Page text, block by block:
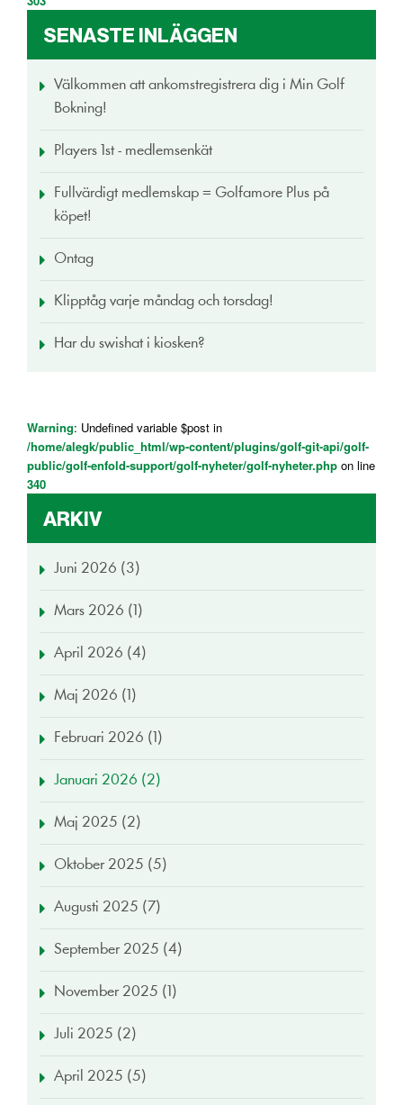
SENASTE INLÄGGEN
Välkommen att ankomstregistrera dig i Min Golf
Bokning!
Players 1st - medlemsenkät
Fullvärdigt medlemskap = Golfamore Plus på
köpet!
Ontag
Klipptåg varje måndag och torsdag!
Har du swishat i kiosken?
Warning: Undefined variable $post in
/home/alegk/public_html/wp-content/plugins/golf-git-api/golf-
public/golf-enfold-support/golf-nyheter/golf-nyheter.php on line
340
ARKIV
Juni 2026 (3)
Mars 2026 (1)
April 2026 (4)
Maj 2026 (1)
Februari 2026 (1)
Januari 2026 (2)
Maj 2025 (2)
Oktober 2025 (5)
Augusti 2025 (7)
September 2025 (4)
November 2025 (1)
Juli 2025 (2)
April 2025 (5)